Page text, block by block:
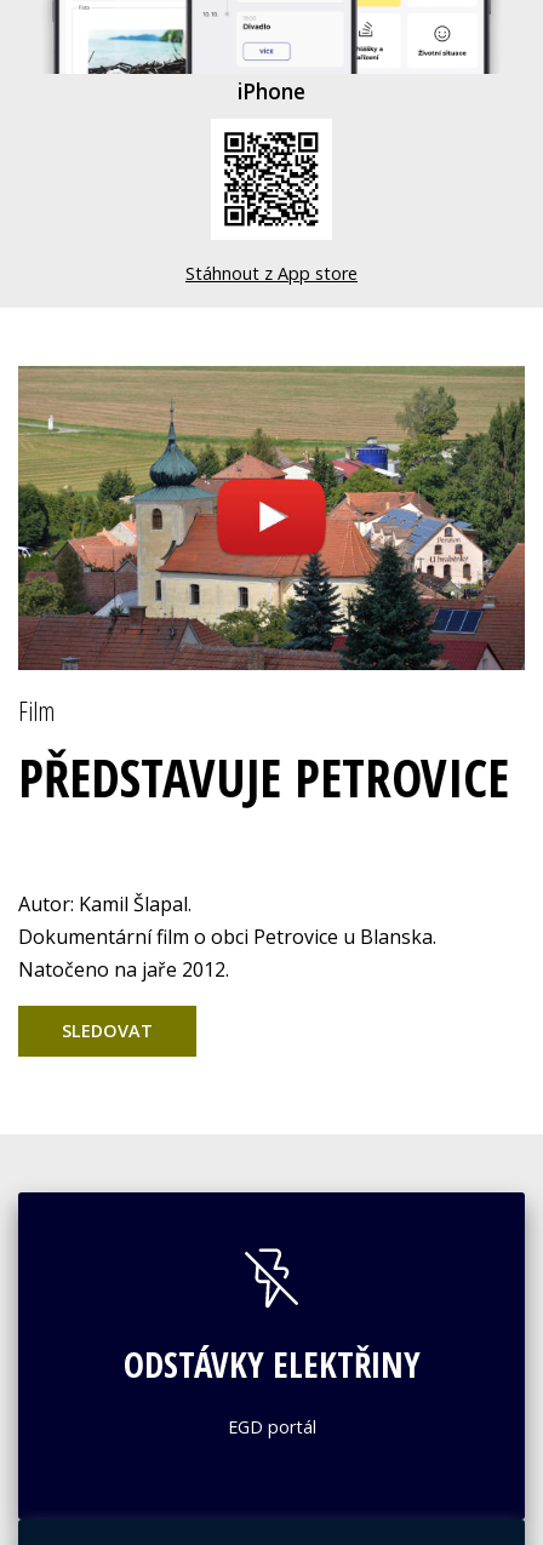
iPhone
Stáhnout z App store
Film
PŘEDSTAVUJE PETROVICE
Autor: Kamil Šlapal.
Dokumentární film o obci Petrovice u Blanska.
Natočeno na jaře 2012.
SLEDOVAT
ODSTÁVKY ELEKTŘINY
EGD portál